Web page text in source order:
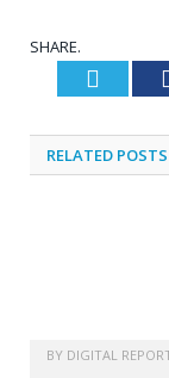
SHARE.
Twitter
RELATED POSTS
BY DIGITAL